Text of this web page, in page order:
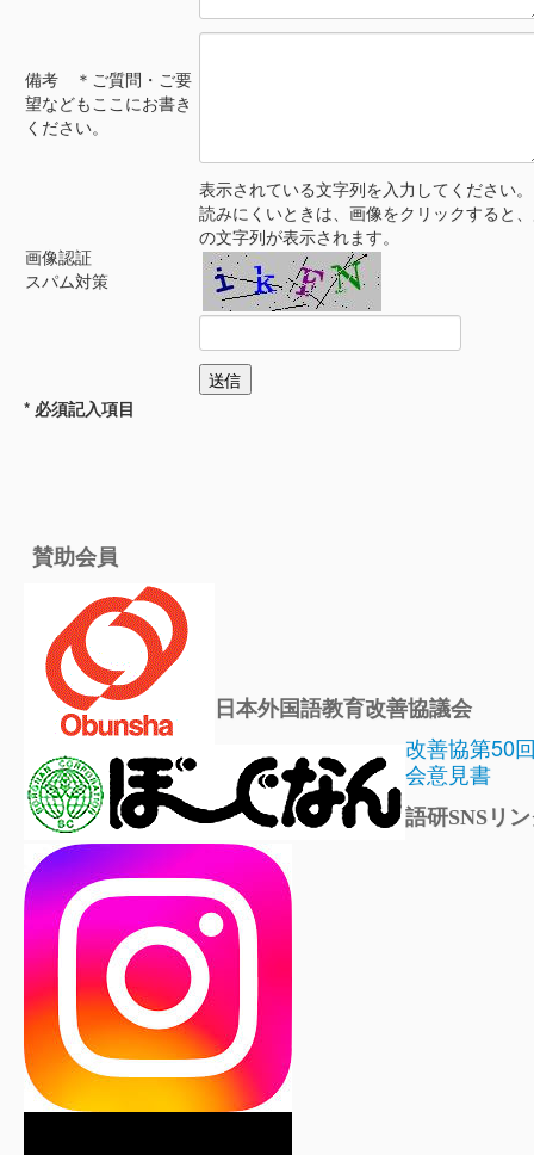
備考 ＊ご質問・ご要
望などもここにお書き
ください。
画像認証
スパム対策
表示されている文字列を入力してください。
読みにくいときは、画像をクリックすると
の文字列が表示されます。
* 必須記入項目
賛助会員
日本外国語教育改善協議会
改善協第50
会意見書
語研SNSリ